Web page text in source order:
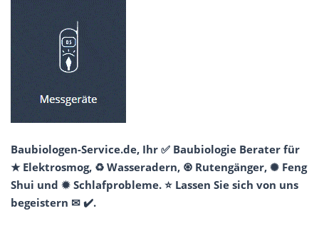
Baubiologen-Service.de, Ihr ✅ Baubiologie Berater für
★ Elektrosmog, ♻ Wasseradern, ♼ Rutengänger, ✺ Feng
Shui und ✹ Schlafprobleme. ⭐ Lassen Sie sich von uns
begeistern ✉ ✔️.